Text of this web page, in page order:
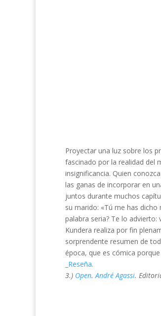
Proyectar una luz sobre los
fascinado por la realidad del
insignificancia. Quien
las ganas de incorporar en
juntos durante muchos
su marido: «Tú me has dicho
palabra seria? Te lo
Kundera realiza por fin
sorprendente resumen de
época, que es cómica
_Reseña.
3.) Open.André Agassi.